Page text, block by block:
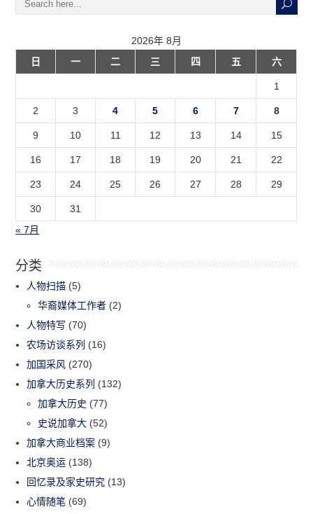
2026年 8月
日
一 二 三 四 五 六
1
2 3 4 5 6 7 8
9 10 11 12 13 14 15
16 17 18 19 20 21 22
23 24 25 26 27 28 29
30
31
« 7月
分类
人物扫描 (5)
华裔媒体工作者 (2)
人物特写 (70)
农场访谈系列 (16)
加国采风 (270)
加拿大历史系列 (132)
加拿大历史 (77)
史说加拿大 (52)
加拿大商业档案 (9)
北京奥运 (138)
回忆录及家史研究 (13)
心情随笔 (69)